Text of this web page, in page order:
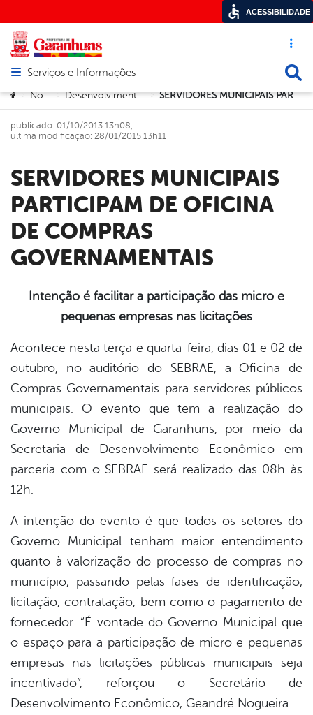
Acesso
Abrir menu principal de navegação
Serviços e Informações
Você está aqui:
> Notícias > Desenvolvimento Econômico > SERVIDORES MUNICIPAIS PARTICIPAM DE OFICINA DE COMPRAS GOVERNAMENTAIS
SERVIDORES MUNICIPAIS
PARTICIPAM DE OFICINA
DE COMPRAS
GOVERNAMENTAIS
publicado: 01/10/2013 13h08,
última modificação: 28/01/2015 13h11
Intenção é facilitar a participação das micro e
pequenas empresas nas licitações
Acontece nesta terça e quarta-feira, dias 01 e 02 de
outubro, no auditório do SEBRAE, a Oficina de
Compras Governamentais para servidores públicos
municipais. O evento que tem a realização do
Governo Municipal de Garanhuns, por meio da
Secretaria de Desenvolvimento Econômico em
parceria com o SEBRAE será realizado das 08h às
12h.
A intenção do evento é que todos os setores do
Governo Municipal tenham maior entendimento
quanto à valorização do processo de compras no
município, passando pelas fases de identificação,
licitação, contratação, bem como o pagamento de
fornecedor. “É vontade do Governo Municipal que
o espaço para a participação de micro e pequenas
empresas nas licitações públicas municipais seja
incentivado”, reforçou o Secretário de
Desenvolvimento Econômico, Geandré Nogueira.
ACESSIBILIDADE